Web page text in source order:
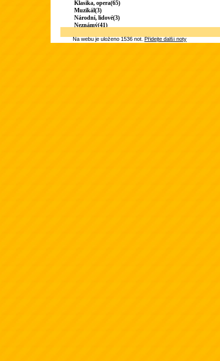
Klasika, opera(65)
Muzikál(3)
Národní, lidové(3)
Neznámý(41)
Na webu je uloženo 1536 not.Přidejte další noty